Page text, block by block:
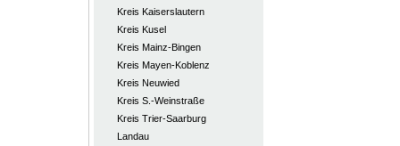
Kreis Kaiserslautern
Kreis Kusel
Kreis Mainz-Bingen
Kreis Mayen-Koblenz
Kreis Neuwied
Kreis S.-Weinstraße
Kreis Trier-Saarburg
Landau